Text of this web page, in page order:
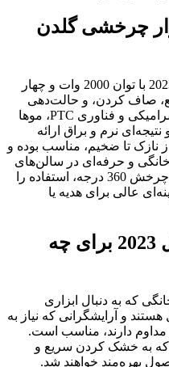
چرخشی گلدن
سشوار چرخشی گلدن مکس مدل 2023 با توان 2000 وات و چهار
صاف کردن، و حالت‌دهی
حرفه‌ای موها ایده‌آل است. المنت سرامیکی و فناوری PTC، موها
نرم و براق ارائه
نازک تا ضخیم، مناسب بوده و
خانگی و حرفه‌ای در سالن‌های
زیبایی کاربرد دارد. طول سیم بلند و چرخش 360 درجه، استفاده را
عالی برای هدیه یا
سشوار گلدن مکس مدل 2023 برای چه
که به دنبال ابزاری
و آرایشگرانی که نیاز به
مداوم دارند، مناسب است.
که به خشک کردن سریع و
بهره‌مند خواهند شد.